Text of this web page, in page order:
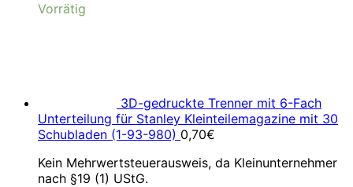
Vorrätig
3D-gedruckte Trenner mit 6-Fach
Unterteilung für Stanley Kleinteilemagazine mit 30
Schubladen (1-93-980) 0,70€
Kein Mehrwertsteuerausweis, da Kleinunternehmer
nach §19 (1) UStG.